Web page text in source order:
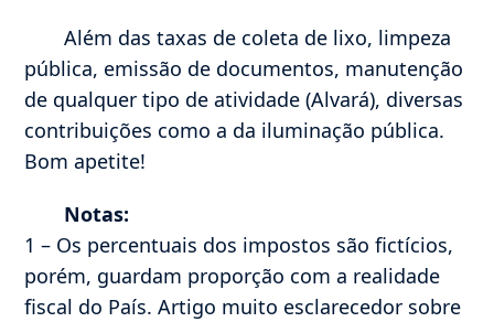
Além das taxas de coleta de lixo, limpeza
pública, emissão de documentos, manutenção
de qualquer tipo de atividade (Alvará), diversas
contribuições como a da iluminação pública.
Bom apetite!
Notas:
1 – Os percentuais dos impostos são fictícios,
porém, guardam proporção com a realidade
fiscal do País. Artigo muito esclarecedor sobre